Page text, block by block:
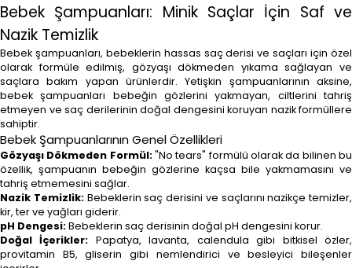
Bebek Şampuanları: Minik Saçlar İçin Saf ve
Nazik Temizlik
Bebek şampuanları, bebeklerin hassas saç derisi ve saçları için özel
olarak formüle edilmiş, gözyaşı dökmeden yıkama sağlayan ve
saçlara bakım yapan ürünlerdir. Yetişkin şampuanlarının aksine,
bebek şampuanları bebeğin gözlerini yakmayan, ciltlerini tahriş
etmeyen ve saç derilerinin doğal dengesini koruyan nazik formüllere
sahiptir.
Bebek Şampuanlarının Genel Özellikleri
Gözyaşı Dökmeden Formül:"No tears" formülü olarak da bilinen bu
özellik, şampuanın bebeğin gözlerine kaçsa bile yakmamasını ve
tahriş etmemesini sağlar.
Nazik Temizlik:Bebeklerin saç derisini ve saçlarını nazikçe temizler,
kir, ter ve yağları giderir.
pH Dengesi:Bebeklerin saç derisinin doğal pH dengesini korur.
Doğal İçerikler: Papatya, lavanta, calendula gibi bitkisel özler,
provitamin B5, gliserin gibi nemlendirici ve besleyici bileşenler